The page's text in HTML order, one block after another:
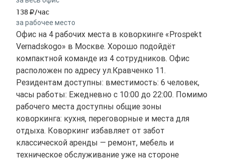
138 /час
за рабочее место
Офис на 4 рабочих места в коворкинге «Prospekt
Vernadskogo» в Москве. Хорошо подойдёт
компактной команде из 4 сотрудников. Офис
расположен по адресу ул.Кравченко 11.
Резидентам доступны: вместимость: 6 человек,
часы работы: Ежедневно с 10:00 до 22:00. Помимо
рабочего места доступны общие зоны
коворкинга: кухня, переговорные и места для
отдыха. Коворкинг избавляет от забот
классической аренды — ремонт, мебель и
техническое обслуживание уже на стороне